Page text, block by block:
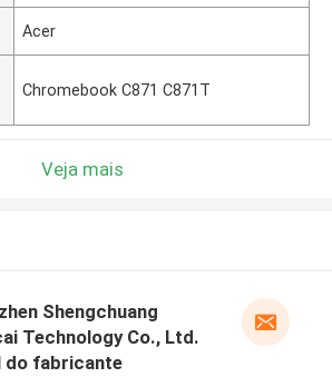
Acer
Chromebook C871 C871T
Veja mais
Shengchuang
Technology Co., Ltd.
do fabricante